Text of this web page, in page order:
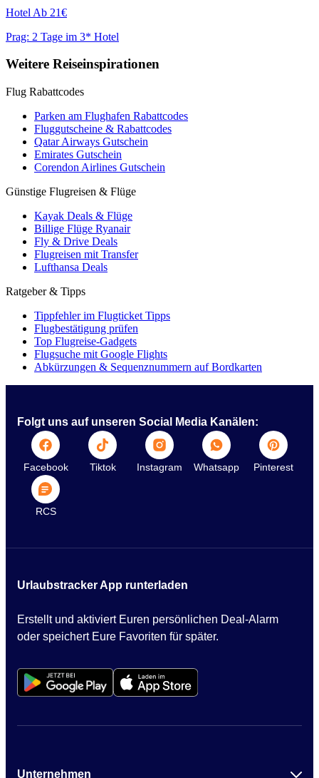
Hotel Ab 21€
Prag: 2 Tage im 3* Hotel
Weitere Reiseinspirationen
Flug Rabattcodes
Parken am Flughafen Rabattcodes
Fluggutscheine & Rabattcodes
Qatar Airways Gutschein
Emirates Gutschein
Corendon Airlines Gutschein
Günstige Flugreisen & Flüge
Kayak Deals & Flüge
Billige Flüge Ryanair
Fly & Drive Deals
Flugreisen mit Transfer
Lufthansa Deals
Ratgeber & Tipps
Tippfehler im Flugticket Tipps
Flugbestätigung prüfen
Top Flugreise-Gadgets
Flugsuche mit Google Flights
Abkürzungen & Sequenznummern auf Bordkarten